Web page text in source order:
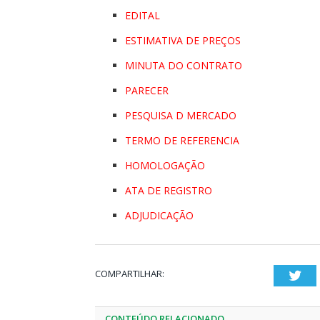
EDITAL
ESTIMATIVA DE PREÇOS
MINUTA DO CONTRATO
PARECER
PESQUISA D MERCADO
TERMO DE REFERENCIA
HOMOLOGAÇÃO
ATA DE REGISTRO
ADJUDICAÇÃO
COMPARTILHAR: